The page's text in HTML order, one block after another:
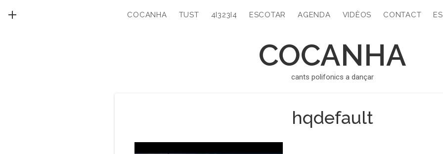
COCANHA
cants polifonics a dançar
COCANHA TUST 4I323I4 ESCOTAR AGENDA VIDÈOS CONTACT
hqdefault